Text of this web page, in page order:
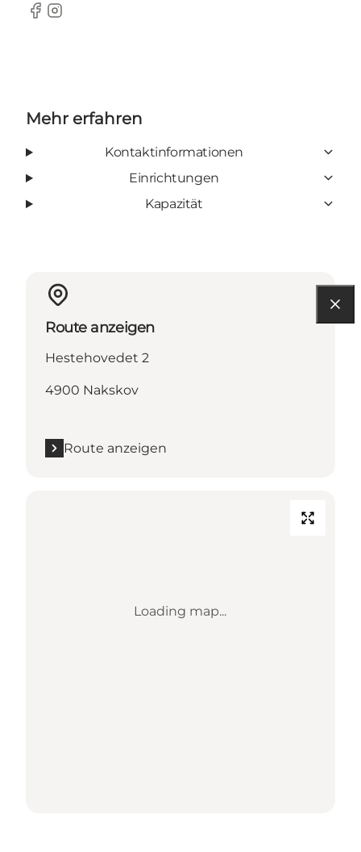
Facebook
Instagram
Mehr erfahren
Kontaktinformationen
Einrichtungen
Kapazität
Route anzeigen
Hestehovedet 2
4900 Nakskov
Route anzeigen
Loading map...